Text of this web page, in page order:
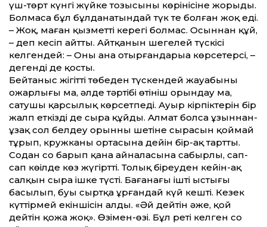
үш-төрт күнгі жүйке тозысының көрінісіне жорыды.
Болмаса бұл бұлданатындай түк те болған жоқ еді.
– Жоқ, маған қызметтің керегі болмас. Осыннан құй,
– деп кесіп айтты. Айт­қанын шегелей түскісі
келгендей: – Оны ана отырғандарыңа көрсетерсің, –
дегенді де қосты.
Бейтаныс жігіттің төбеден түскендей жауабының
ожарлығы ма, әлде тәртібі өтініш орындау ма,
сатушы қарсылық көрсетпеді. Ауыр кірпіктерін бір
жалп еткізді де сыра құйды. Алмат болса ұзыннан-
ұзақ сол белдеу орынның шетіне сырасын қоймай
тұрып, кружканың ортасына дейін бір-ақ тартты.
Содан соң барып қана айналасына сабырлы, сап-
сап көңілде көз жүгіртті. Толық біреуден кейін-ақ
салқын сыра ішке түсті. Бағанағы іштің ыстығы
басылып, буы сыртқа ұрғандай күй кешті. Кезек
күттірмей екіншісін алды. «Әй дейтін әже, қой
дейтін қожа жоқ». Өзімен-өзі. Бұл реті келген соң